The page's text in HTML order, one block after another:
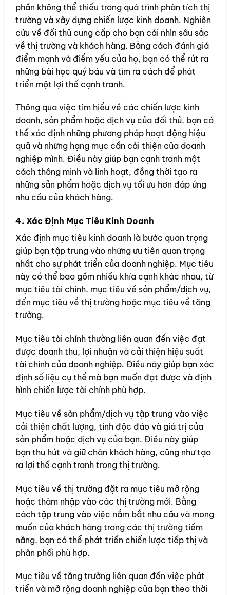
phần không thể thiếu trong quá trình phân tích thị
trường và xây dựng chiến lược kinh doanh. Nghiên
cứu về đối thủ cung cấp cho bạn cái nhìn sâu sắc
về thị trường và khách hàng. Bằng cách đánh giá
điểm mạnh và điểm yếu của họ, bạn có thể rút ra
những bài học quý báu và tìm ra cách để phát
triển một lợi thế cạnh tranh.
Thông qua việc tìm hiểu về các chiến lược kinh
doanh, sản phẩm hoặc dịch vụ của đối thủ, bạn có
thể xác định những phương pháp hoạt động hiệu
quả và những hạng mục cần cải thiện của doanh
nghiệp mình. Điều này giúp bạn cạnh tranh một
cách thông minh và linh hoạt, đồng thời tạo ra
những sản phẩm hoặc dịch vụ tối ưu hơn đáp ứng
nhu cầu của khách hàng.
4. Xác Định Mục Tiêu Kinh Doanh
Xác định mục tiêu kinh doanh là bước quan trọng
giúp bạn tập trung vào những ưu tiên quan trọng
nhất cho sự phát triển của doanh nghiệp. Mục tiêu
này có thể bao gồm nhiều khía cạnh khác nhau, từ
mục tiêu tài chính, mục tiêu về sản phẩm/dịch vụ,
đến mục tiêu về thị trường hoặc mục tiêu về tăng
trưởng.
Mục tiêu tài chính thường liên quan đến việc đạt
được doanh thu, lợi nhuận và cải thiện hiệu suất
tài chính của doanh nghiệp. Điều này giúp bạn xác
định số liệu cụ thể mà bạn muốn đạt được và định
hình chiến lược tài chính phù hợp.
Mục tiêu về sản phẩm/dịch vụ tập trung vào việc
cải thiện chất lượng, tính độc đáo và giá trị của
sản phẩm hoặc dịch vụ của bạn. Điều này giúp
bạn thu hút và giữ chân khách hàng, cũng như tạo
ra lợi thế cạnh tranh trong thị trường.
Mục tiêu về thị trường đặt ra mục tiêu mở rộng
hoặc thâm nhập vào các thị trường mới. Bằng
cách tập trung vào việc nắm bắt nhu cầu và mong
muốn của khách hàng trong các thị trường tiềm
năng, bạn có thể phát triển chiến lược tiếp thị và
phân phối phù hợp.
Mục tiêu về tăng trưởng liên quan đến việc phát
triển và mở rộng doanh nghiệp của bạn theo thời